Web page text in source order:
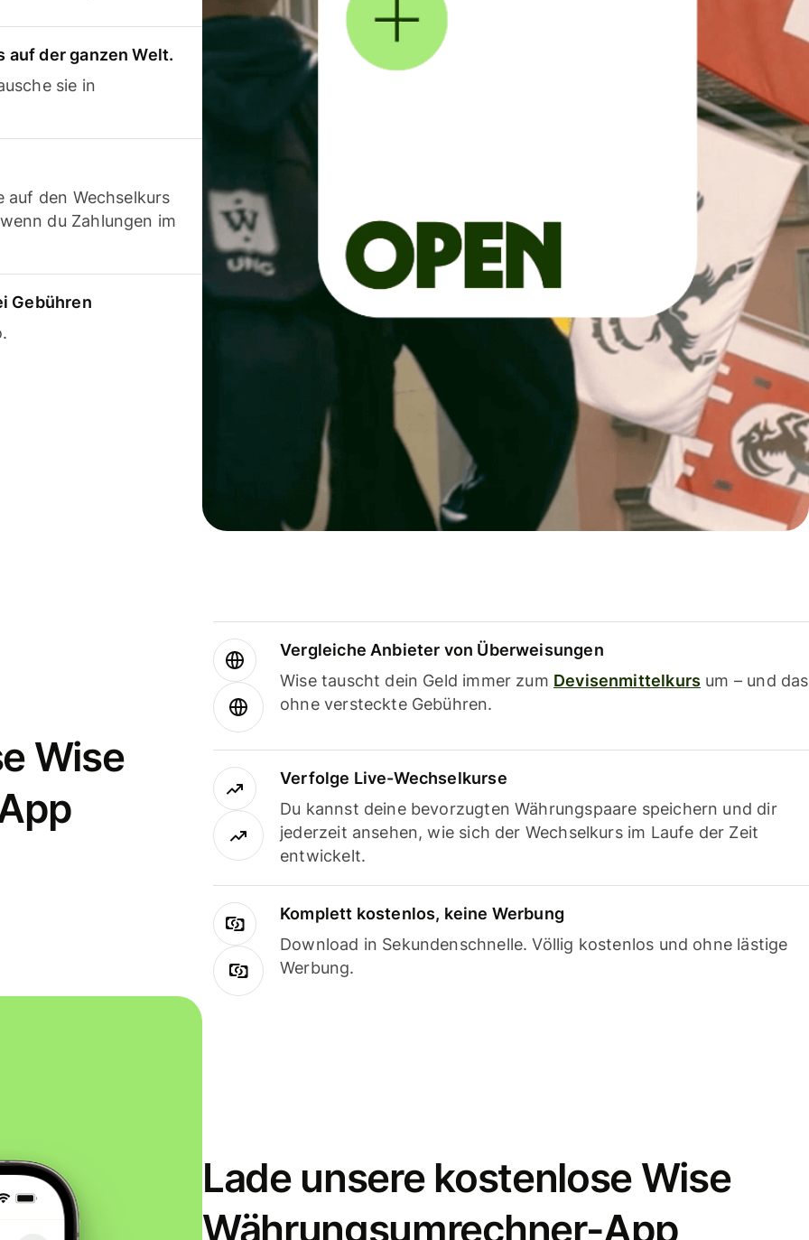
auf der ganzen Welt.
sie in
auf den Wechselkurs
du Zahlungen im
Gebühren
Wise
Vergleiche Anbieter von Überweisungen
Wise tauscht dein Geld immer zum Devisenmittelkurs um – und das
ohne versteckte Gebühren.
Verfolge Live-Wechselkurse
Du kannst deine bevorzugten Währungspaare speichern und dir
jederzeit ansehen, wie sich der Wechselkurs im Laufe der Zeit
entwickelt.
Komplett kostenlos, keine Werbung
Download in Sekundenschnelle. Völlig kostenlos und ohne lästige
Werbung.
Lade unsere kostenlose Wise
Währungsumrechner-App